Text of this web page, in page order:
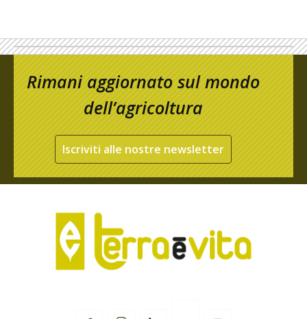
Rimani aggiornato sul mondo
dell’agricoltura
Iscriviti alle nostre newsletter